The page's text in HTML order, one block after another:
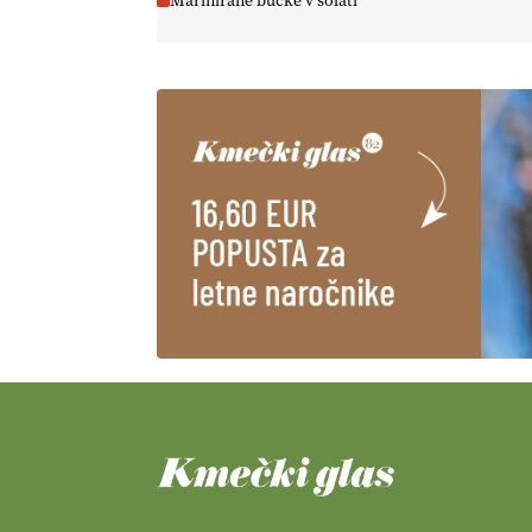
https://t.co/EulJoSBYMi @EUAgri
13.07.2026
[EKOloško = LOGIČNO
]
doma in v tujini
. Zato je
ekološka pridelava odlična
priložnost za slovenske vinarje
. VEČ
https://t.co/XAe9EbeAbK @EUAgri
so ključni za prihodnost
kmetijstva in uspešno prenovo